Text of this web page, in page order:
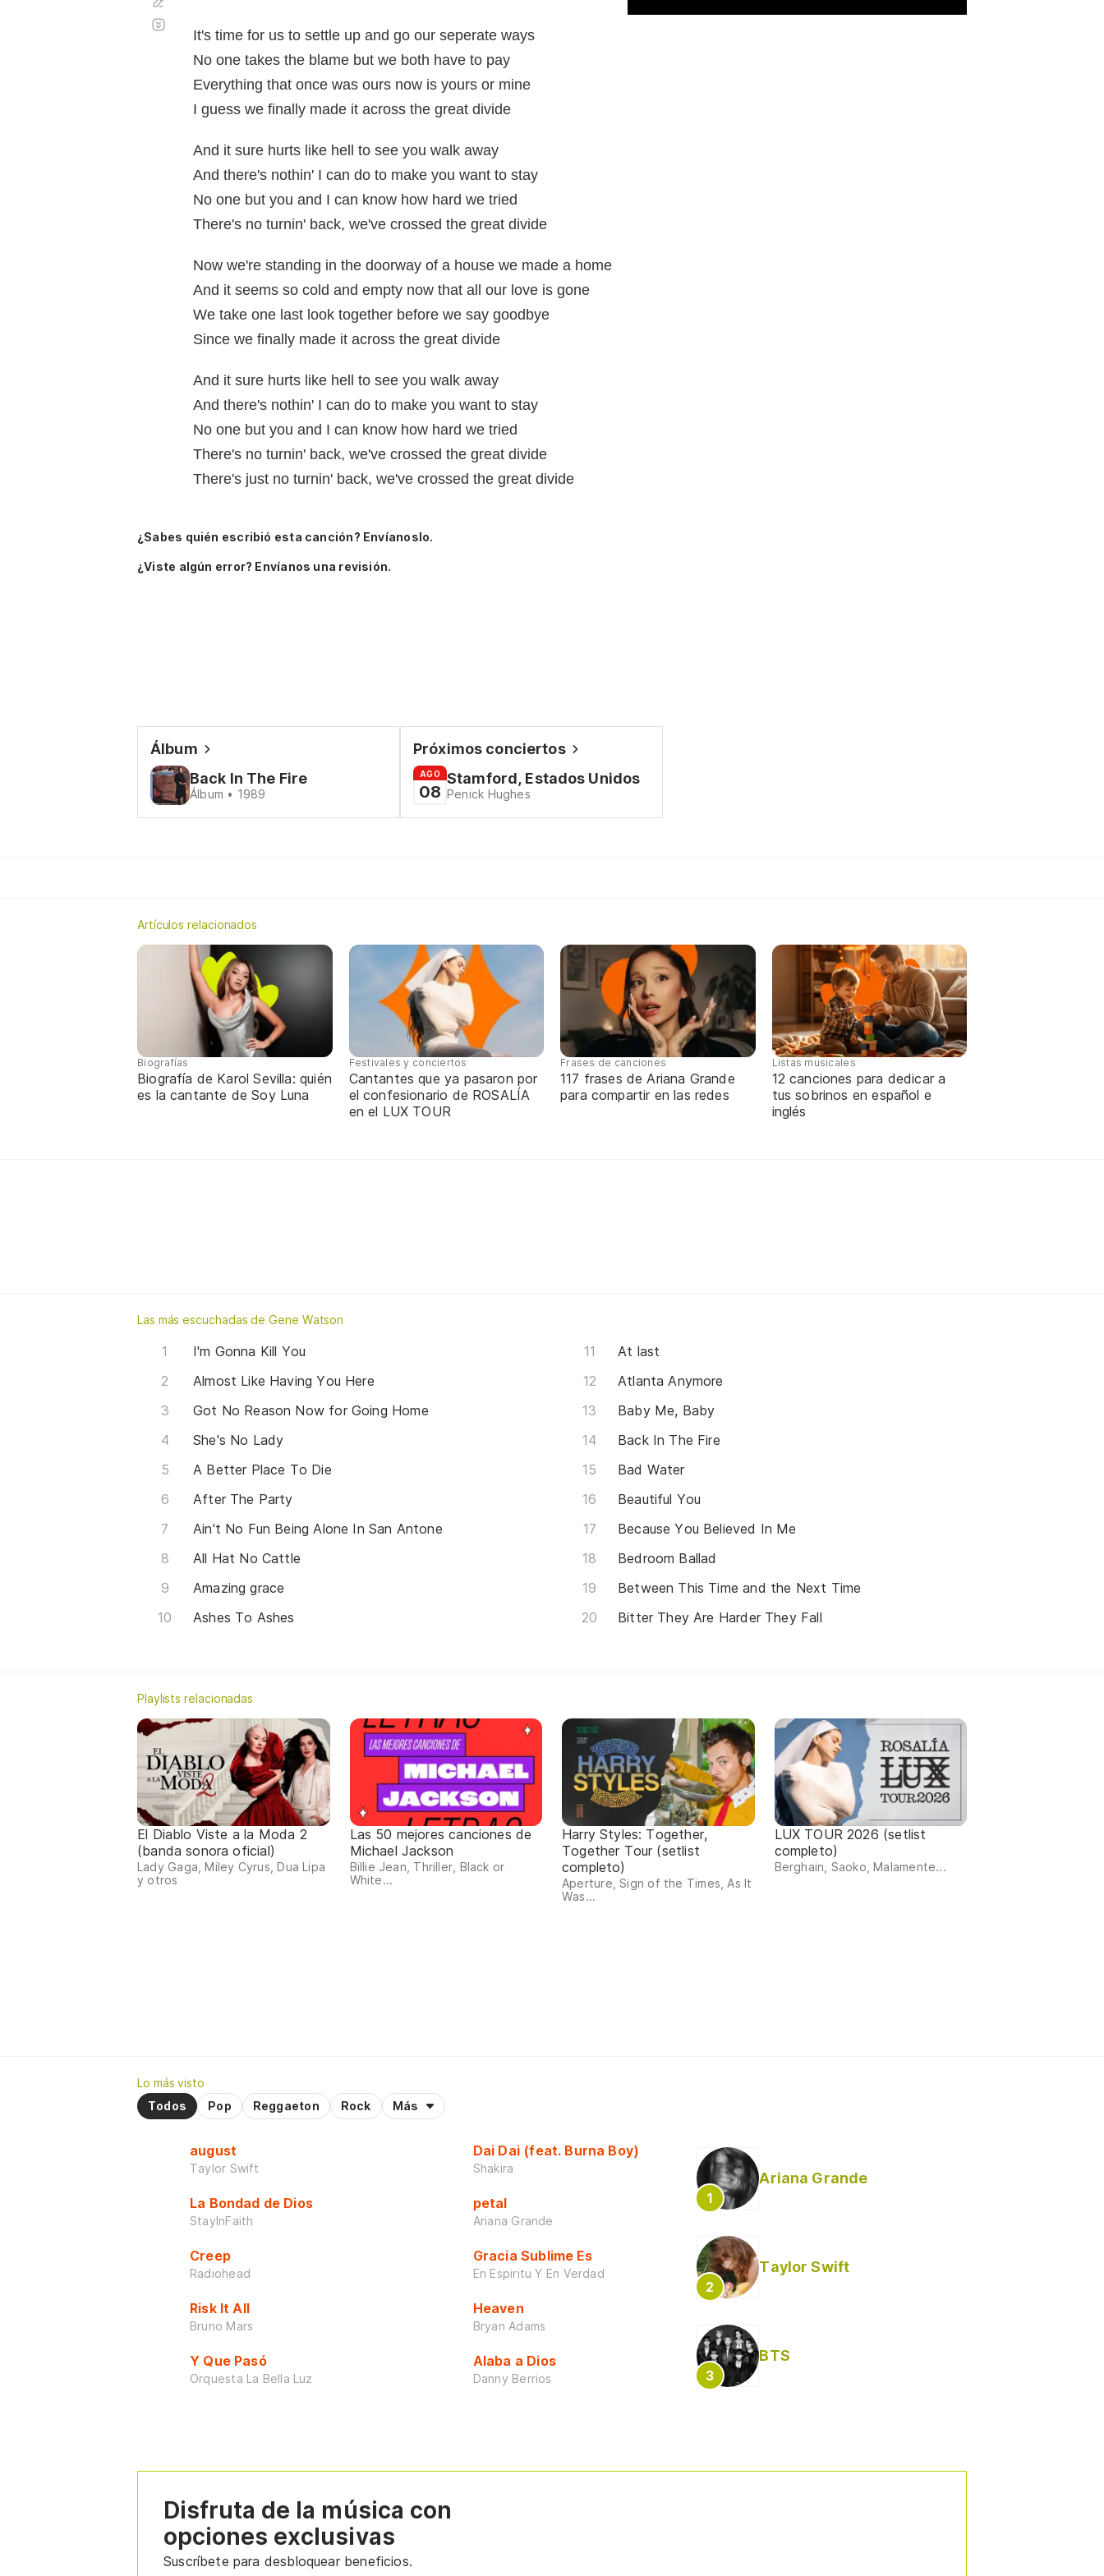
It's time for us to settle up and go our seperate ways
No one takes the blame but we both have to pay
Everything that once was ours now is yours or mine
I guess we finally made it across the great divide
And it sure hurts like hell to see you walk away
And there's nothin' I can do to make you want to stay
No one but you and I can know how hard we tried
There's no turnin' back, we've crossed the great divide
Now we're standing in the doorway of a house we made a home
And it seems so cold and empty now that all our love is gone
We take one last look together before we say goodbye
Since we finally made it across the great divide
And it sure hurts like hell to see you walk away
And there's nothin' I can do to make you want to stay
No one but you and I can know how hard we tried
There's no turnin' back, we've crossed the great divide
There's just no turnin' back, we've crossed the great divide
automático
¿Sabes quién escribió esta canción? Envíanoslo.
¿Viste algún error? Envíanos una revisión.
Álbum
Back In The Fire
Álbum • 1989
Próximos conciertos
AGO
08
Stamford, Estados Unidos
Penick Hughes
Artículos relacionados
Biografías
Biografía de Karol Sevilla: quién
es la cantante de Soy Luna
Festivales y conciertos
Cantantes que ya pasaron por
el confesionario de ROSALÍA
en el LUX TOUR
Frases de canciones
117 frases de Ariana Grande
para compartir en las redes
Listas musicales
12 canciones para dedicar a
tus sobrinos en español e
inglés
Las más escuchadas de Gene Watson
I'm Gonna Kill You
Almost Like Having You Here
Got No Reason Now for Going Home
She's No Lady
A Better Place To Die
After The Party
Ain't No Fun Being Alone In San Antone
All Hat No Cattle
Amazing grace
Ashes To Ashes
At last
Atlanta Anymore
Baby Me, Baby
Back In The Fire
Bad Water
Beautiful You
Because You Believed In Me
Bedroom Ballad
Between This Time and the Next Time
Bitter They Are Harder They Fall
Playlists relacionadas
El Diablo Viste a la Moda 2
(banda sonora oficial)
Lady Gaga, Miley Cyrus, Dua Lipa
y otros
Las 50 mejores canciones de
Michael Jackson
Billie Jean, Thriller, Black or
White...
Harry Styles: Together,
Together Tour (setlist
completo)
Aperture, Sign of the Times, As It
Was...
LUX TOUR 2026 (setlist
completo)
Berghain, Saoko, Malamente...
Lo más visto
Todos
Pop Reggaeton Rock Más
august
Taylor Swift
La Bondad de Dios
StayInFaith
Creep
Radiohead
Risk It All
Bruno Mars
Y Que Pasó
Orquesta La Bella Luz
Dai Dai (feat. Burna Boy)
Shakira
petal
Ariana Grande
Gracia Sublime Es
En Espiritu Y En Verdad
Heaven
Bryan Adams
Alaba a Dios
Danny Berrios
Ariana Grande
Taylor Swift
BTS
Disfruta de la música con
opciones exclusivas
Suscríbete para desbloquear beneficios.